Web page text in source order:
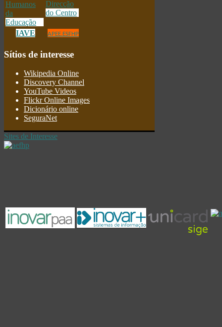
IAVE APEE.ESFHP
Sítios de interesse
Wikipedia Online
Discovery Channel
YouTube Videos
Flickr Online Images
Dicionário online
SeguraNet
Sites de Interesse